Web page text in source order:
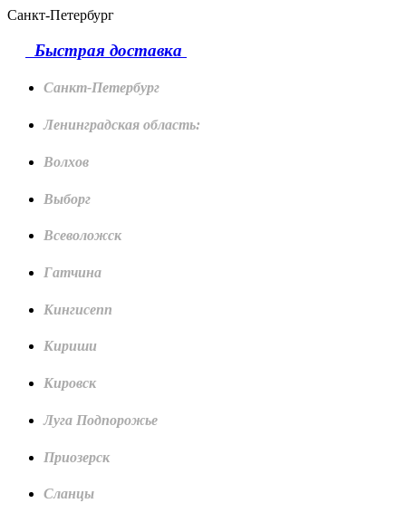
Санкт-Петербург
Быстрая доставка
Санкт-Петербург
Ленинградская область:
Волхов
Выборг
Всеволожск
Гатчина
Кингисепп
Кириши
Кировск
Луга Подпорожье
Приозерск
Сланцы